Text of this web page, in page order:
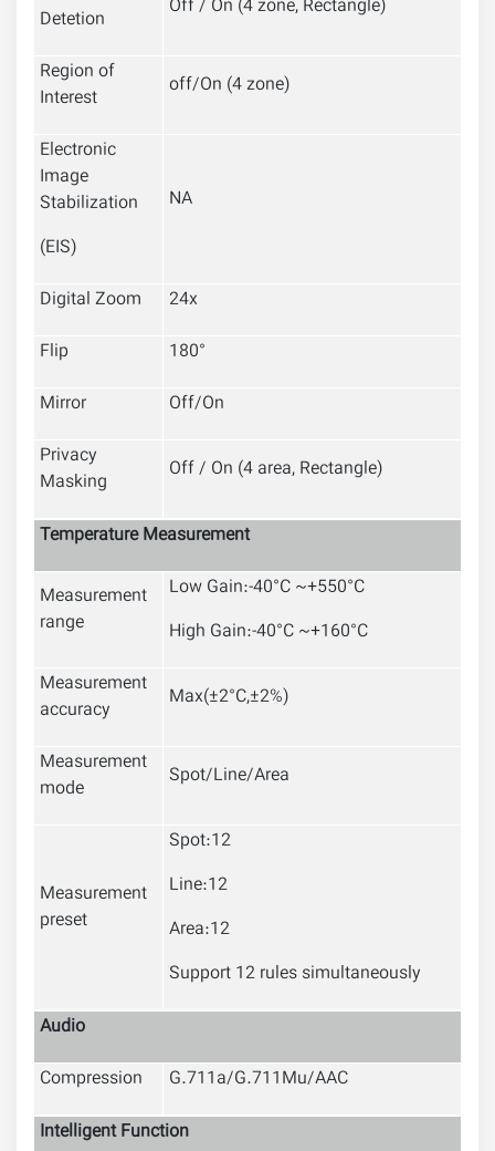
Detetion
Off / On (4 zone, Rectangle)
Region of
Interest
off/On (4 zone)
Electronic
Image
Stabilization
(EIS)
NA
Digital Zoom
24x
Flip
180°
Mirror
Off/On
Privacy
Masking
Off / On (4 area, Rectangle)
Temperature Measurement
Measurement
range
Low Gain:-40°C ~+550°C
High Gain:-40°C ~+160°C
Measurement
accuracy
Max(±2°C,±2%)
Measurement
mode
Spot/Line/Area
Measurement
preset
Spot:12
Line:12
Area:12
Support 12 rules simultaneously
Audio
Compression
G.711a/G.711Mu/AAC
Intelligent Function